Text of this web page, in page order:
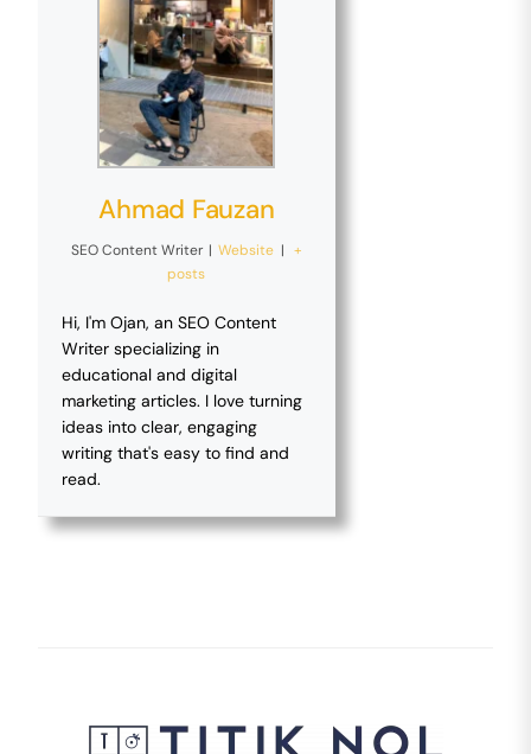
Ahmad Fauzan
SEO Content Writer | Website | +
posts
Hi, I'm Ojan, an SEO Content
Writer specializing in
educational and digital
marketing articles. I love turning
ideas into clear, engaging
writing that's easy to find and
read.